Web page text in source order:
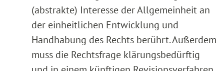
(abstrakte) Interesse der Allgemeinheit an
der einheitlichen Entwicklung und
Handhabung des Rechts berührt. Außerdem
muss die Rechtsfrage klärungsbedürftig